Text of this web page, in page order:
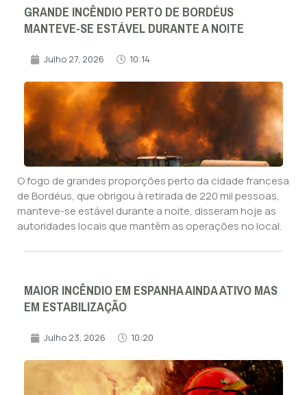
GRANDE INCÊNDIO PERTO DE BORDÉUS
MANTEVE-SE ESTÁVEL DURANTE A NOITE
Julho 27, 2026 10:14
O fogo de grandes proporções perto da cidade francesa
de Bordéus, que obrigou à retirada de 220 mil pessoas,
manteve-se estável durante a noite, disseram hoje as
autoridades locais que mantêm as operações no local.
MAIOR INCÊNDIO EM ESPANHA AINDA ATIVO MAS
EM ESTABILIZAÇÃO
Julho 23, 2026 10:20